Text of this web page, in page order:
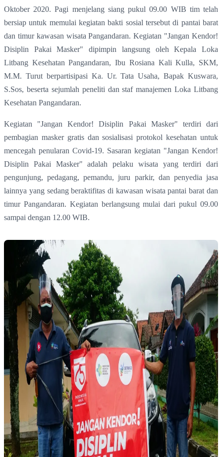
Oktober 2020. Pagi menjelang siang pukul 09.00 WIB tim telah
bersiap untuk memulai kegiatan bakti sosial tersebut di pantai barat
dan timur kawasan wisata Pangandaran. Kegiatan "Jangan Kendor!
Disiplin Pakai Masker" dipimpin langsung oleh Kepala Loka
Litbang Kesehatan Pangandaran, Ibu Rosiana Kali Kulla, SKM,
M.M. Turut berpartisipasi Ka. Ur. Tata Usaha, Bapak Kuswara,
S.Sos, beserta sejumlah peneliti dan staf manajemen Loka Litbang
Kesehatan Pangandaran.
Kegiatan "Jangan Kendor! Disiplin Pakai Masker" terdiri dari
pembagian masker gratis dan sosialisasi protokol kesehatan untuk
mencegah penularan Covid-19. Sasaran kegiatan "Jangan Kendor!
Disiplin Pakai Masker" adalah pelaku wisata yang terdiri dari
pengunjung, pedagang, pemandu, juru parkir, dan penyedia jasa
lainnya yang sedang beraktifitas di kawasan wisata pantai barat dan
timur Pangandaran. Kegiatan berlangsung mulai dari pukul 09.00
sampai dengan 12.00 WIB.